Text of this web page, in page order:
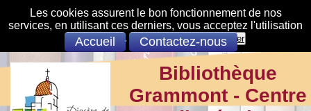
Les cookies assurent le bon fonctionnement de nos
services, en utilisant ces derniers, vous acceptez l'utilisation
des cookies.
S'opposer Accepter
Accueil Contactez-nous
Bibliothèque
Grammont - Centre